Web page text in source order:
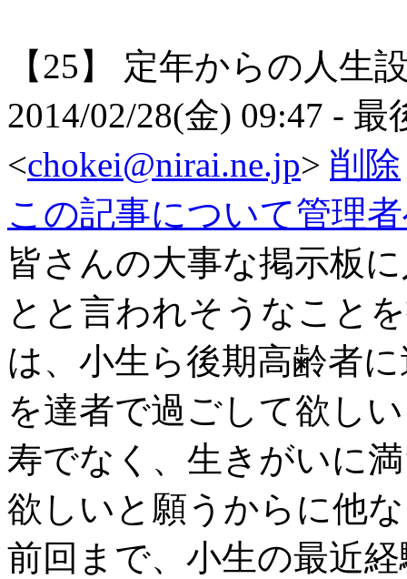
【25】 定年からの人生
2014/02/28(金) 09:47 - 最
<chokei@nirai.ne.jp> 削除
この記事について管理
皆さんの大事な掲示板
とと言われそうなこと
は、小生ら後期高齢者
を達者で過ごして欲し
寿でなく、生きがいに
欲しいと願うからに他
前回まで、小生の最近